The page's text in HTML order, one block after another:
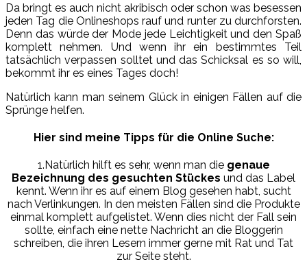
Da bringt es auch nicht akribisch oder schon was besessen
jeden Tag die Onlineshops rauf und runter zu durchforsten.
Denn das würde der Mode jede Leichtigkeit und den Spaß
komplett nehmen. Und wenn ihr ein bestimmtes Teil
tatsächlich verpassen solltet und das Schicksal es so will,
bekommt ihr es eines Tages doch!
Natürlich kann man seinem Glück in einigen Fällen auf die
Sprünge helfen.
Hier sind meine Tipps für die Online Suche:
1.Natürlich hilft es sehr, wenn man die genaue
Bezeichnung des gesuchten Stückes und das Label
kennt. Wenn ihr es auf einem Blog gesehen habt, sucht
nach Verlinkungen. In den meisten Fällen sind die Produkte
einmal komplett aufgelistet. Wenn dies nicht der Fall sein
sollte, einfach eine nette Nachricht an die Bloggerin
schreiben, die ihren Lesern immer gerne mit Rat und Tat
zur Seite steht.